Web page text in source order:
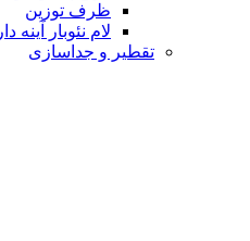
ظرف توزین
لام نئوبار آینه دار
تقطیر و جداسازی